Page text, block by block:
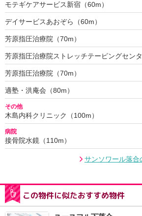
モテギケアサービス新宿（60m）
デイサービスあおぞら（60m）
芳原指圧治療院（70m）
芳原指圧治療院ストレッチテーピングセンタ
芳原指圧治療院（70m）
適塾・洪庵会（80m）
その他
木島内科クリニック（100m）
病院
接骨院水鏡（110m）
サンソワール落合
この物件に似たおすすめ物件